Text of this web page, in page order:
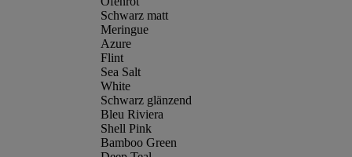
Schwarz matt
Meringue
Azure
Flint
Sea Salt
White
Schwarz glänzend
Bleu Riviera
Shell Pink
Bamboo Green